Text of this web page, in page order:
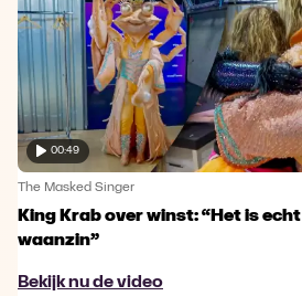
00:49
The Masked Singer
King Krab over winst: “Het is echt
waanzin”
Bekijk nu de video